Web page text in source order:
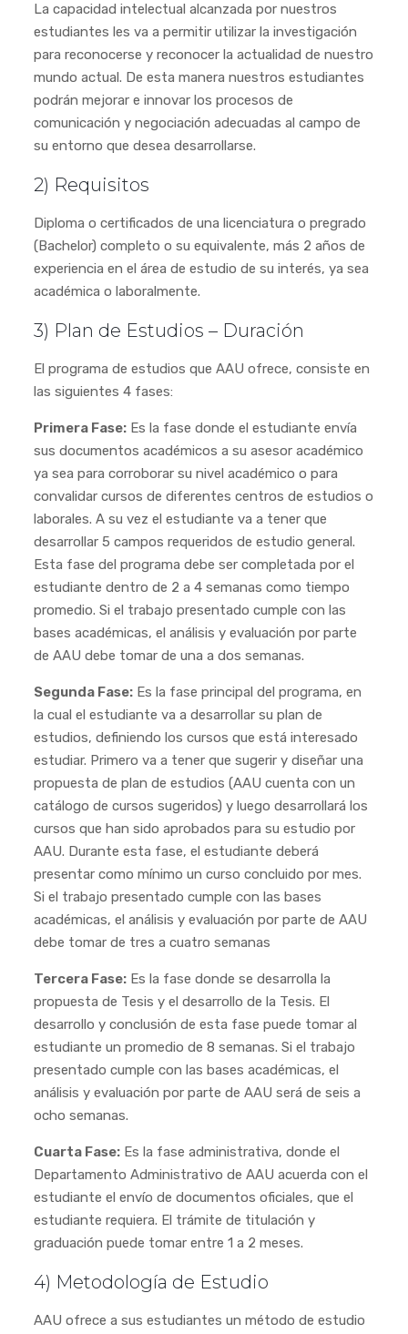
La capacidad intelectual alcanzada por nuestros
estudiantes les va a permitir utilizar la investigación
para reconocerse y reconocer la actualidad de nuestro
mundo actual. De esta manera nuestros estudiantes
podrán mejorar e innovar los procesos de
comunicación y negociación adecuadas al campo de
su entorno que desea desarrollarse.
2) Requisitos
Diploma o certificados de una licenciatura o pregrado
(Bachelor) completo o su equivalente, más 2 años de
experiencia en el área de estudio de su interés, ya sea
académica o laboralmente.
3) Plan de Estudios – Duración
El programa de estudios que AAU ofrece, consiste en
las siguientes 4 fases:
Primera Fase:Es la fase donde el estudiante envía
sus documentos académicos a su asesor académico
ya sea para corroborar su nivel académico o para
convalidar cursos de diferentes centros de estudios o
laborales. A su vez el estudiante va a tener que
desarrollar 5 campos requeridos de estudio general.
Esta fase del programa debe ser completada por el
estudiante dentro de 2 a 4 semanas como tiempo
promedio. Si el trabajo presentado cumple con las
bases académicas, el análisis y evaluación por parte
de AAU debe tomar de una a dos semanas.
Segunda Fase:Es la fase principal del programa, en
la cual el estudiante va a desarrollar su plan de
estudios, definiendo los cursos que está interesado
estudiar. Primero va a tener que sugerir y diseñar una
propuesta de plan de estudios (AAU cuenta con un
catálogo de cursos sugeridos) y luego desarrollará los
cursos que han sido aprobados para su estudio por
AAU. Durante esta fase, el estudiante deberá
presentar como mínimo un curso concluido por mes.
Si el trabajo presentado cumple con las bases
académicas, el análisis y evaluación por parte de AAU
debe tomar de tres a cuatro semanas
Tercera Fase:Es la fase donde se desarrolla la
propuesta de Tesis y el desarrollo de la Tesis. El
desarrollo y conclusión de esta fase puede tomar al
estudiante un promedio de 8 semanas. Si el trabajo
presentado cumple con las bases académicas, el
análisis y evaluación por parte de AAU será de seis a
ocho semanas.
Cuarta Fase:Es la fase administrativa, donde el
Departamento Administrativo de AAU acuerda con el
estudiante el envío de documentos oficiales, que el
estudiante requiera. El trámite de titulación y
graduación puede tomar entre 1 a 2 meses.
4) Metodología de Estudio
AAU ofrece a sus estudiantes un método de estudio